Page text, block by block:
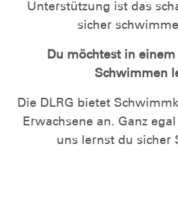
Unterstützung ist das
sicher
Du möchtest in
Schwimmen
Die DLRG bietet
Erwachsene an. Ganz
uns lernst du sicher